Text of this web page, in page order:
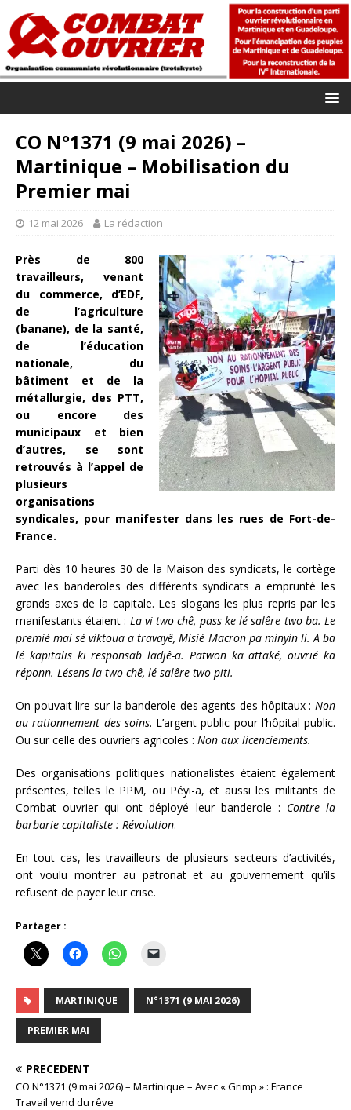
CO N°1371 (9 mai 2026) –
Martinique – Mobilisation du
Premier mai
12 mai 2026 La rédaction
Près de 800
travailleurs, venant
du commerce, d’EDF,
de l’agriculture
(banane), de la santé,
de l’éducation
nationale, du
bâtiment et de la
métallurgie, des PTT,
ou encore des
municipaux et bien
d’autres, se sont
retrouvés à l’appel de
plusieurs
organisations
syndicales, pour manifester dans les rues de Fort-de-
France.
Parti dès 10 heures 30 de la Maison des syndicats, le cortège
avec les banderoles des différents syndicats a emprunté les
grands axes de la capitale. Les slogans les plus repris par les
manifestants étaient : La vi two chê, pass ke lé salêre two ba. Le
premié mai sé viktoua a travayê, Misié Macron pa minyin li. A ba
lé kapitalis ki responsab ladjê-a. Patwon ka attaké, ouvrié ka
réponn. Lésens la two chê, lé salêre two piti.
On pouvait lire sur la banderole des agents des hôpitaux : Non
au rationnement des soins. L’argent public pour l’hôpital public.
Ou sur celle des ouvriers agricoles : Non aux licenciements.
Des organisations politiques nationalistes étaient également
présentes, telles le PPM, ou Péyi-a, et aussi les militants de
Combat ouvrier qui ont déployé leur banderole : Contre la
barbarie capitaliste : Révolution.
En tout cas, les travailleurs de plusieurs secteurs d’activités,
ont voulu montrer au patronat et au gouvernement qu’ils
refusent de payer leur crise.
Partager :
MARTINIQUE N°1371 (9 MAI 2026)
PREMIER MAI
PRÉCÉDENT
CO N°1371 (9 mai 2026) – Martinique – Avec « Grimp » : France
Travail vend du rêve